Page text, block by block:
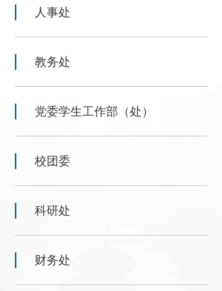
人事处
教务处
党委学生工作部（处）
校团委
科研处
财务处